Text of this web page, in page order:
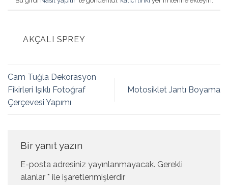
AKÇALI SPREY
Cam Tuğla Dekorasyon
Fikirleri Işıklı Fotoğraf
Çerçevesi Yapımı
Motosiklet Jantı Boyama
Bir yanıt yazın
E-posta adresiniz yayınlanmayacak. Gerekli
alanlar * ile işaretlenmişlerdir